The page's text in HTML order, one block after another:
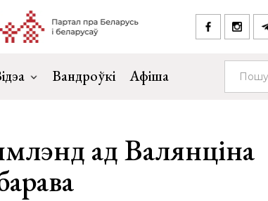
Вандроўкі Афіша
ад Валянціна